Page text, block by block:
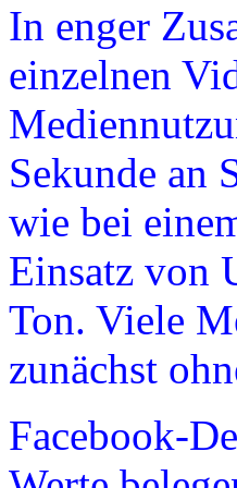
In enger
einzelnen
Sekunde an
wie bei
Einsatz von
Ton. Viele
zunächst
Facebook-